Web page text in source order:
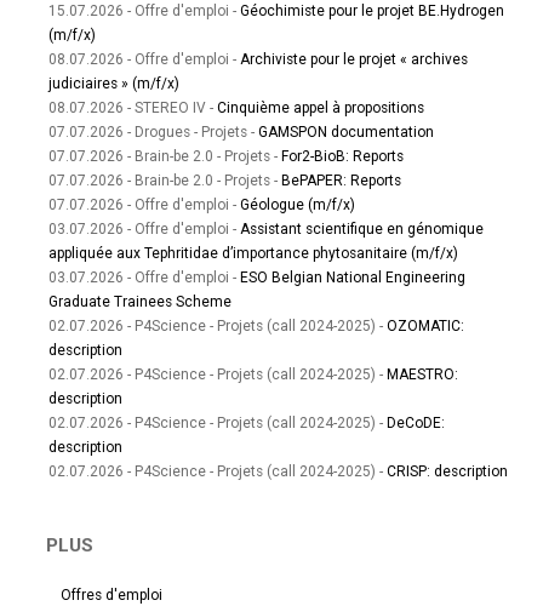
15.07.2026 - Offre d'emploi - Géochimiste pour le projet BE.Hydrogen
(m/f/x)
08.07.2026 - Offre d'emploi - Archiviste pour le projet « archives
judiciaires » (m/f/x)
08.07.2026 - STEREO IV - Cinquième appel à propositions
07.07.2026 - Drogues - Projets - GAMSPON documentation
07.07.2026 - Brain-be 2.0 - Projets - For2-BioB: Reports
07.07.2026 - Brain-be 2.0 - Projets - BePAPER: Reports
07.07.2026 - Offre d'emploi - Géologue (m/f/x)
03.07.2026 - Offre d'emploi - Assistant scientifique en génomique
appliquée aux Tephritidae d’importance phytosanitaire (m/f/x)
03.07.2026 - Offre d'emploi - ESO Belgian National Engineering
Graduate Trainees Scheme
02.07.2026 - P4Science - Projets (call 2024-2025) - OZOMATIC:
description
02.07.2026 - P4Science - Projets (call 2024-2025) - MAESTRO:
description
02.07.2026 - P4Science - Projets (call 2024-2025) - DeCoDE:
description
02.07.2026 - P4Science - Projets (call 2024-2025) - CRISP: description
PLUS
Offres d'emploi